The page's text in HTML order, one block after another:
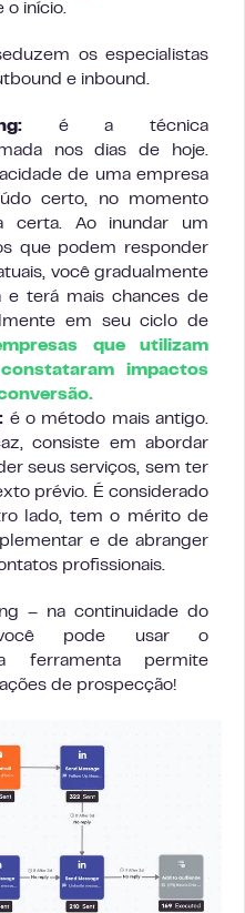
o início.
os especialistas
e inbound.
é a técnica
nos dias de hoje.
de uma empresa
certo, no momento
certa. Ao inundar um
que podem responder
você gradualmente
e terá mais chances de
em seu ciclo de
que utilizam
impactos
é o método mais antigo.
consiste em abordar
seus serviços, sem ter
prévio. É considerado
lado, tem o mérito de
e de abranger
profissionais.
– na continuidade do
pode usar o
ferramenta permite
de prospecção!